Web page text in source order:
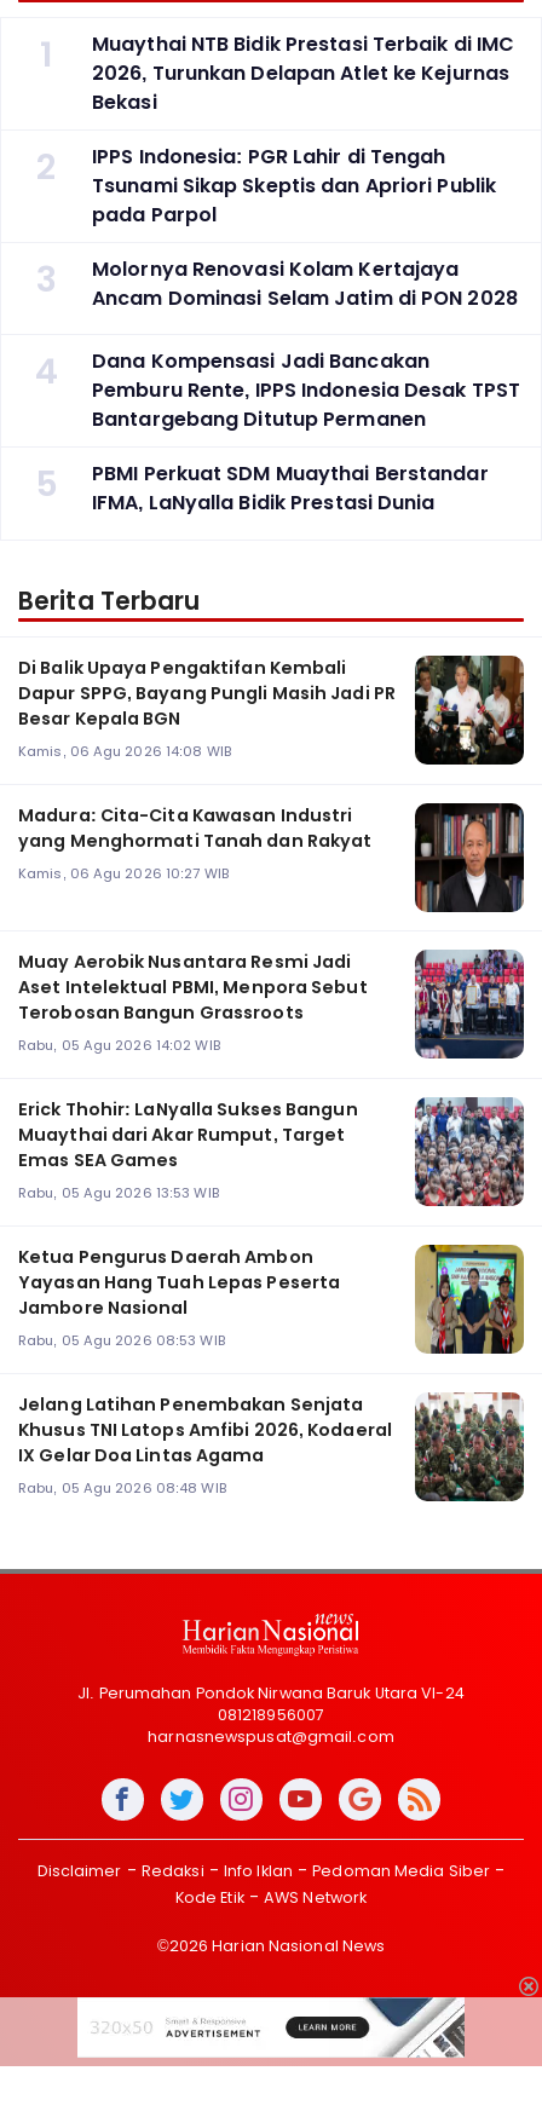
1
Muaythai NTB Bidik Prestasi Terbaik di IMC
2026, Turunkan Delapan Atlet ke Kejurnas
Bekasi
2
IPPS Indonesia: PGR Lahir di Tengah
Tsunami Sikap Skeptis dan Apriori Publik
pada Parpol
3
Molornya Renovasi Kolam Kertajaya
Ancam Dominasi Selam Jatim di PON 2028
4
Dana Kompensasi Jadi Bancakan
Pemburu Rente, IPPS Indonesia Desak TPST
Bantargebang Ditutup Permanen
5
PBMI Perkuat SDM Muaythai Berstandar
IFMA, LaNyalla Bidik Prestasi Dunia
Berita Terbaru
Di Balik Upaya Pengaktifan Kembali
Dapur SPPG, Bayang Pungli Masih Jadi PR
Besar Kepala BGN
Kamis, 06 Agu 2026 14:08 WIB
Madura: Cita-Cita Kawasan Industri
yang Menghormati Tanah dan Rakyat
Kamis, 06 Agu 2026 10:27 WIB
Muay Aerobik Nusantara Resmi Jadi
Aset Intelektual PBMI, Menpora Sebut
Terobosan Bangun Grassroots
Rabu, 05 Agu 2026 14:02 WIB
Erick Thohir: LaNyalla Sukses Bangun
Muaythai dari Akar Rumput, Target
Emas SEA Games
Rabu, 05 Agu 2026 13:53 WIB
Ketua Pengurus Daerah Ambon
Yayasan Hang Tuah Lepas Peserta
Jambore Nasional
Rabu, 05 Agu 2026 08:53 WIB
Jelang Latihan Penembakan Senjata
Khusus TNI Latops Amfibi 2026, Kodaeral
IX Gelar Doa Lintas Agama
Rabu, 05 Agu 2026 08:48 WIB
Jl. Perumahan Pondok Nirwana Baruk Utara VI-24
081218956007
harnasnewspusat@gmail.com
Disclaimer Redaksi Info Iklan
Pedoman Media Siber
Kode Etik
AWS Network
©2026 Harian Nasional News